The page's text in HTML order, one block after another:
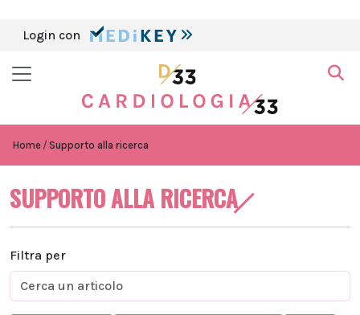
Login con
Home Supporto alla ricerca
SUPPORTO ALLA RICERCA
Filtra per